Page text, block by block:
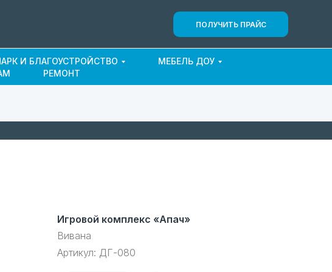
ПОЛУЧИТЬ ПРАЙС
И БЛАГОУСТРОЙСТВО
МЕБЕЛЬ ДОУ
РЕМОНТ
Игровой комплекс «Апач»
Вивана
Артикул: ДГ-080